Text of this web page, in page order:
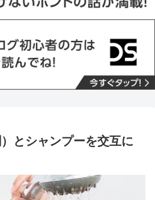
とシャンプーを交互に